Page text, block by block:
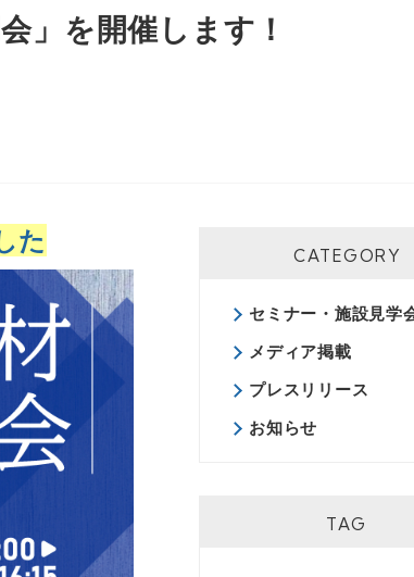
」を開催します！
た CATEGORY
セミナー・施設見学
メディア掲載
プレスリリース
お知らせ
TAG